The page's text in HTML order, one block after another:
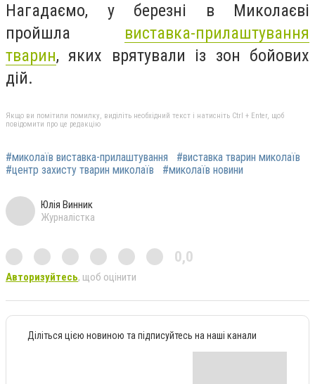
Нагадаємо, у березні в Миколаєві
пройшла виставка-прилаштування
тварин, яких врятували із зон бойових
дій.
Якщо ви помітили помилку, виділіть необхідний текст і натисніть Ctrl + Enter, щоб
повідомити про це редакцію
#миколаїв виставка-прилаштування
#виставка тварин миколаїв
#центр захисту тварин миколаїв
#миколаїв новини
Юлія Винник
Журналістка
0,0
Авторизуйтесь, щоб оцінити
Діліться цією новиною та підписуйтесь на наші канали